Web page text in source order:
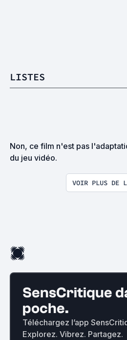
LISTES
Non, ce film n'est pas
du jeu vidéo.
VOIR PLUS DE
SensCritique
poche.
Téléchargez l’app
Explorez. Vibrez. Partagez.